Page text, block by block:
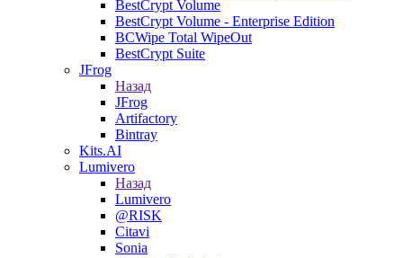
BestCrypt Volume
BestCrypt Volume - Enterprise Edition
BCWipe Total WipeOut
BestCrypt Suite
JFrog
Назад
JFrog
Artifactory
Bintray
Kits.AI
Lumivero
Назад
Lumivero
@RISK
Citavi
Sonia